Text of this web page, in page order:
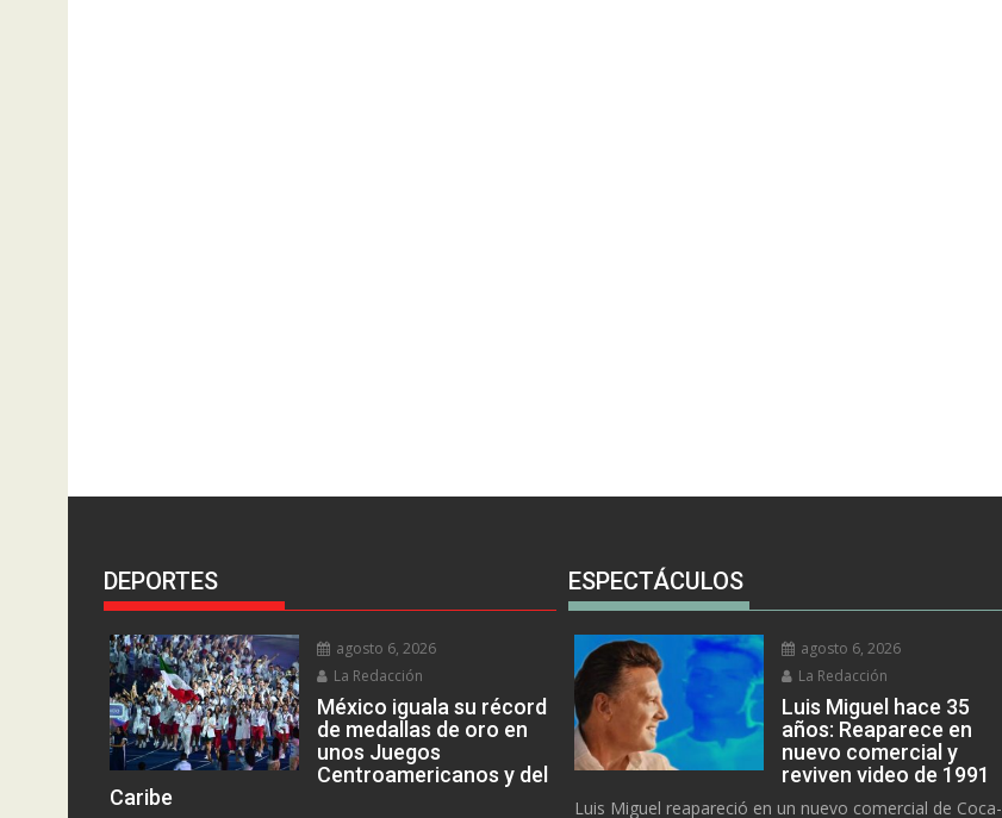
DEPORTES
agosto 6, 2026
La Redacción
México iguala su récord
de medallas de oro en
unos Juegos
Centroamericanos y del
Caribe
ESPECTÁCULOS
agosto 6, 2026
La Redacción
Luis Miguel hace 35
años: Reaparece en
nuevo comercial y
reviven video de 1991
Luis Miguel reapareció en un nuevo comercial de Coca-